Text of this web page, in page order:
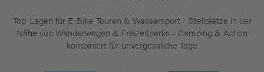
Top-Lagen für E-Bike-Touren & Wassersport - Stellplätze in der
Nähe von Wanderwegen & Freizeitparks - Camping & Action
kombiniert für unvergessliche Tage